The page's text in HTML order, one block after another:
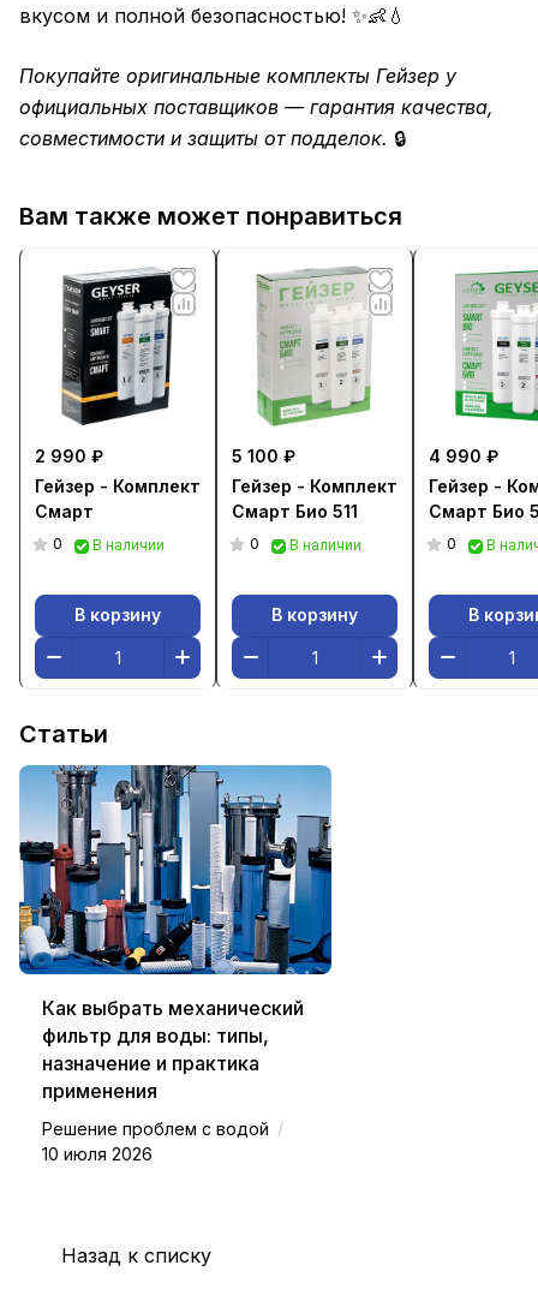
вкусом и полной безопасностью! ✨👶💧
Покупайте оригинальные комплекты Гейзер у
официальных поставщиков — гарантия качества,
совместимости и защиты от подделок. 🔒
Вам также может понравиться
2 990 ₽
Гейзер - Комплект
Смарт
0 В наличии
В корзину
5 100 ₽
Гейзер - Комплект
Смарт Био 511
0 В наличии
В корзину
4 990 ₽
Гейзер -
Смарт Био
0 В
В
Статьи
Как выбрать механический
фильтр для воды: типы,
назначение и практика
применения
Решение проблем с водой /
10 июля 2026
Назад к списку